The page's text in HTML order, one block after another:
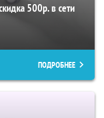
500р. в сети
ПОДРОБНЕЕ